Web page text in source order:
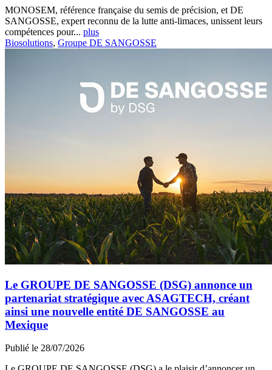
MONOSEM, référence française du semis de précision, et DE
SANGOSSE, expert reconnu de la lutte anti-limaces, unissent leurs
compétences pour... plus
Biosolutions, Groupe DE SANGOSSE
Le GROUPE DE SANGOSSE (DSG) annonce un
partenariat stratégique avec ASAGTECH, créant
ainsi une nouvelle entité DE SANGOSSE au
Mexique
Publié le 28/07/2026